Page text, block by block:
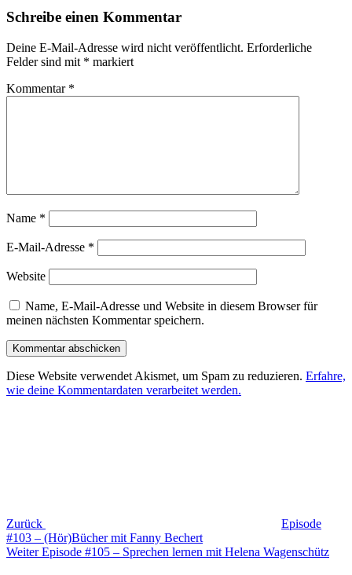
Schreibe einen Kommentar
Deine E-Mail-Adresse wird nicht veröffentlicht. Erforderliche
Felder sind mit * markiert
Kommentar *
Name *
E-Mail-Adresse *
Website
Name, E-Mail-Adresse und Website in diesem Browser für
meinen nächsten Kommentar speichern.
Diese Website verwendet Akismet, um Spam zu reduzieren. Erfahre,
wie deine Kommentardaten verarbeitet werden.
Zurück
Episode
#103 – (Hör)Bücher mit Fanny Bechert
Nächster
Weiter Episode #105 – Sprechen lernen mit Helena Wagenschütz